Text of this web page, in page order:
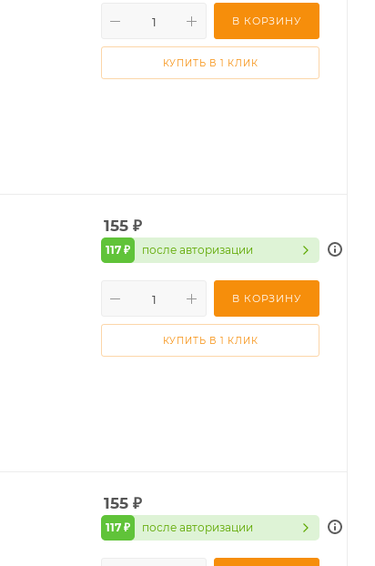
В КОРЗИНУ
КУПИТЬ В 1 КЛИК
155 ₽
117 ₽ после авторизации
В КОРЗИНУ
КУПИТЬ В 1 КЛИК
155 ₽
117 ₽ после авторизации